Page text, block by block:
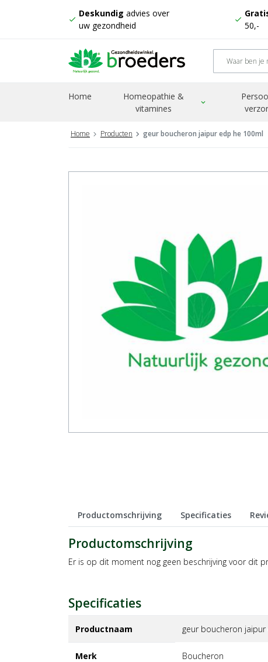
check
Deskundig advies over
uw gezondheid
check
50,-
Home
Homeopathie &
vitamines
expand_more
Home Producten geur boucheron jaipur edp he 100ml
Productomschrijving Specificaties
Productomschrijving
Er is op dit moment nog geen beschrijving voor dit
Specificaties
Productnaam geur boucheron
Merk boucheron